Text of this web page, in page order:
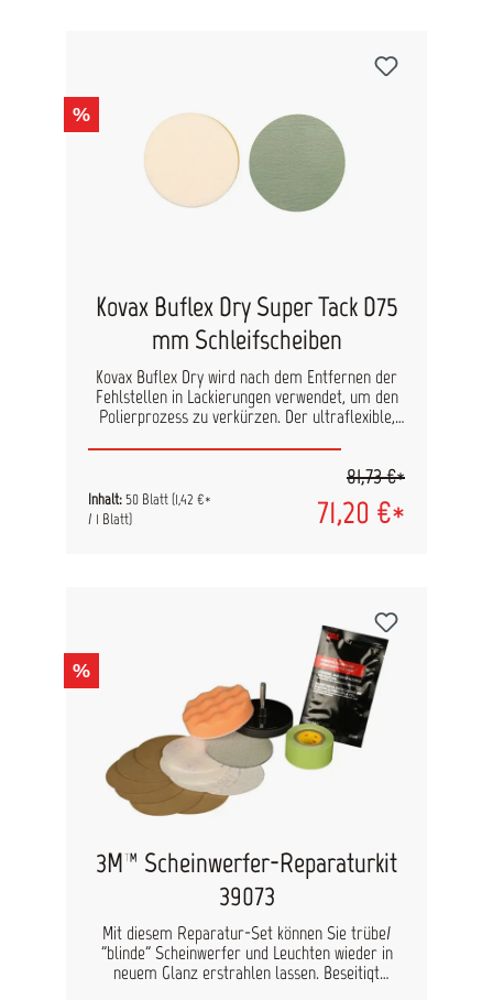
ABRALON® Methode Farbe: Grau Bindemittel:
Spezialkunststoff Trägermaterial: Gewebe auf
%
Kovax Buflex Dry Super Tack D75
mm Schleifscheiben
Kovax Buflex Dry wird nach dem Entfernen der
Fehlstellen in Lackierungen verwendet, um den
Polierprozess zu verkürzen. Der ultraflexible,
Körnungsstruktur hinterlässt extrem feine
Schleifspuren. Das für Buflex speziell
entwickelte weiblich-weiblich Klett (971-0068)
erhöht die Prozesssicherheit und verhindert
Inhalt:50 Blatt(1,42 €*
/ 1 Blatt)
71,20 €*
81,73 €*
%
3M™ Scheinwerfer-Reparaturkit
39073
Mit diesem Reparatur-Set können Sie trübe/
"blinde" Scheinwerfer und Leuchten wieder in
neuem Glanz erstrahlen lassen. Beseitigt